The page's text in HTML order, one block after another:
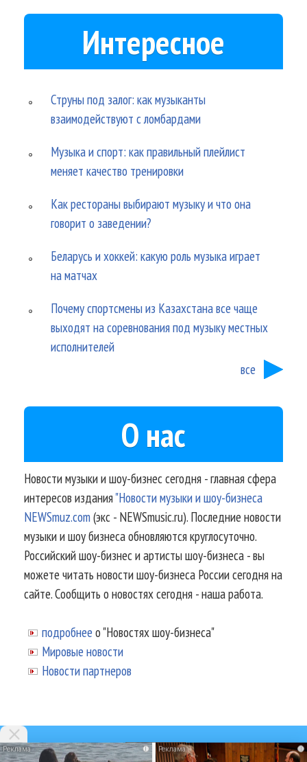
Интересное
Струны под залог: как музыканты
взаимодействуют с ломбардами
Музыка и спорт: как правильный плейлист
меняет качество тренировки
Как рестораны выбирают музыку и что она
говорит о заведении?
Беларусь и хоккей: какую роль музыка играет
на матчах
Почему спортсмены из Казахстана все чаще
выходят на соревнования под музыку местных
исполнителей
все
О нас
Новости музыки и шоу-бизнес сегодня - главная сфера
интересов издания"Новости музыки и шоу-бизнеса
NEWSmuz.com(экс - NEWSmusic.ru). Последние новости
музыки и шоу бизнеса обновляются круглосуточно.
Российский шоу-бизнес и артисты шоу-бизнеса - вы
можете читать новости шоу-бизнеса России сегодня на
сайте. Сообщить о новостях сегодня - наша работа.
подробнее о "Новостях шоу-бизнеса"
Мировые новости
Новости партнеров
i i